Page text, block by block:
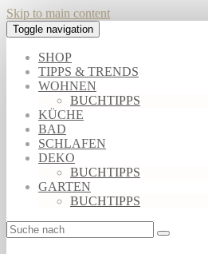
Skip to main content
Toggle navigation
SHOP
TIPPS & TRENDS
WOHNEN
BUCHTIPPS
KÜCHE
BAD
SCHLAFEN
DEKO
BUCHTIPPS
GARTEN
BUCHTIPPS